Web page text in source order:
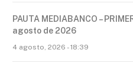
PAUTA MEDIABANCO –
agosto de 2026
4 agosto, 2026 - 18:39